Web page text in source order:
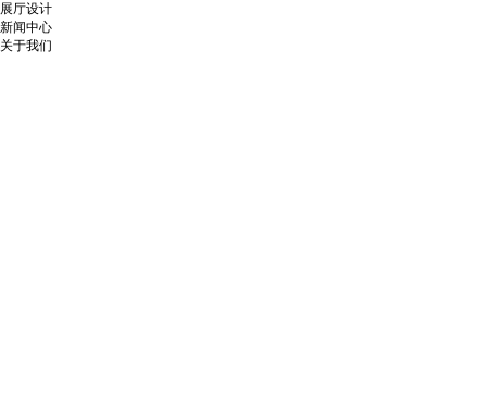
展厅设计
新闻中心
关于我们